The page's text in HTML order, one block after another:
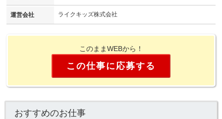
運営会社 ライクキッズ株式会社
このままWEBから！
この仕事に応募する
おすすめのお仕事